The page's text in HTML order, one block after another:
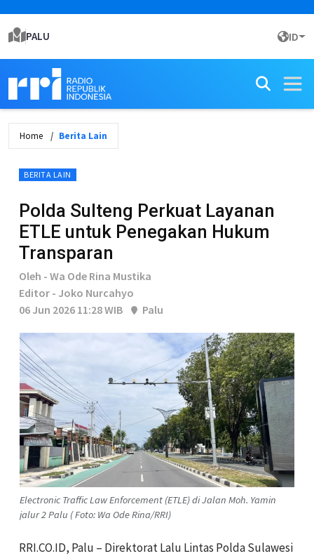
PALU ID
Home Berita Lain
BERITA LAIN
Polda Sulteng Perkuat Layanan
ETLE untuk Penegakan Hukum
Transparan
Oleh - Wa Ode Rina Mustika
Editor - Joko Nurcahyo
06 Jun 2026 11:28 WIB
Palu
Electronic Traffic Law Enforcement (ETLE) di Jalan Moh. Yamin
jalur 2 Palu ( Foto: Wa Ode Rina/RRI)
RRI.CO.ID, Palu – Direktorat Lalu Lintas Polda Sulawesi